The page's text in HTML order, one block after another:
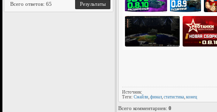
Всего ответов: 65 Результаты
Источник:
Теги: Смайли, финал, статистика, конец
Всего комментариев: 0